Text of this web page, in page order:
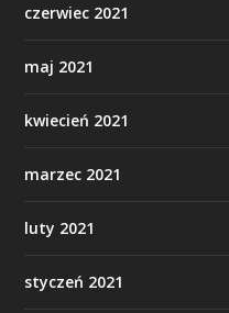
czerwiec 2021
maj 2021
kwiecień 2021
marzec 2021
luty 2021
styczeń 2021